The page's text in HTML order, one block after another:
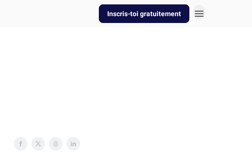
Inscris-toi gratuitement